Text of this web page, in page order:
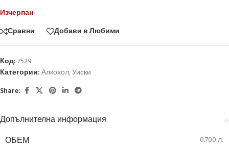
Изчерпан
Сравни
Добави в Любими
Код:7529
Категории:Алкохол,Уиски
Share:
Допълнителна информация
ОБЕМ 0.700 л.